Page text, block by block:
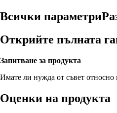
Всички параметри
Открийте пълната
Запитване за продукта
Имате ли нужда от съвет относно
Оценки на продукта